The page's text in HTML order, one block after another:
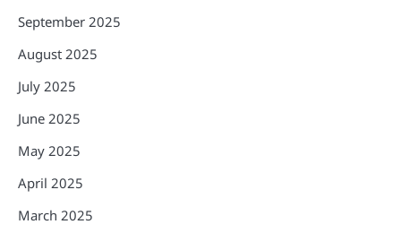
September 2025
August 2025
July 2025
June 2025
May 2025
April 2025
March 2025